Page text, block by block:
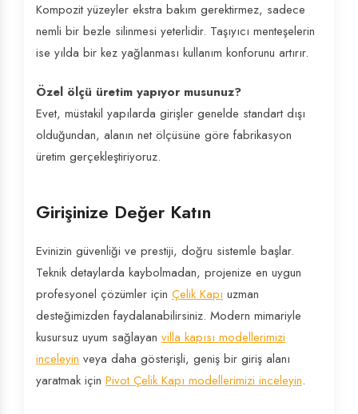
Kompozit yüzeyler ekstra bakım gerektirmez, sadece
nemli bir bezle silinmesi yeterlidir. Taşıyıcı menteşelerin
ise yılda bir kez yağlanması kullanım konforunu artırır.
Özel ölçü üretim yapıyor musunuz?
Evet, müstakil yapılarda girişler genelde standart dışı
olduğundan, alanın net ölçüsüne göre fabrikasyon
üretim gerçekleştiriyoruz.
Girişinize Değer Katın
Evinizin güvenliği ve prestiji, doğru sistemle başlar.
Teknik detaylarda kaybolmadan, projenize en uygun
profesyonel çözümler için Çelik Kapı uzman
desteğimizden faydalanabilirsiniz. Modern mimariyle
kusursuz uyum sağlayan villa kapısı modellerimizi
inceleyin veya daha gösterişli, geniş bir giriş alanı
yaratmak için Pivot Çelik Kapı modellerimizi inceleyin.